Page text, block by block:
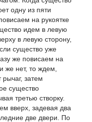
одну из пяти
на рукоятке
идем в левую
в левую сторону,
существо уже
же повисаем на
же нет, то ждем,
рычаг, затем
существо
третью створку.
вверх, задевая два
две двери. По